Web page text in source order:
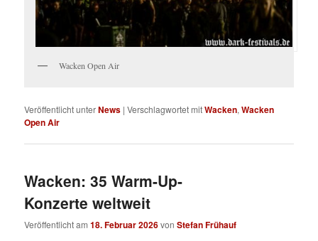
Wacken Open Air
Veröffentlicht unterNews |Verschlagwortet mitWacken,Wacken
Open Air
Wacken: 35 Warm-Up-
Konzerte weltweit
Veröffentlicht am18. Februar 2026vonStefan Frühauf